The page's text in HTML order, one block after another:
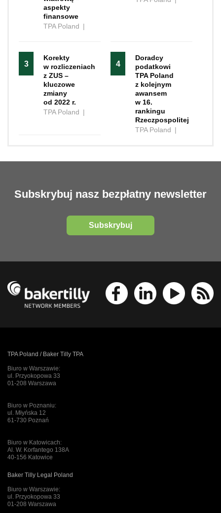
aspekty
finansowe
TPA Poland |
3
Korekty
w rozliczeniach
z ZUS –
kluczowe
zmiany
od 2022 r.
TPA Poland |
4
Doradcy
podatkowi
TPA Poland
z kolejnym
awansem
w 16.
rankingu
Rzeczpospolitej
TPA Poland |
Subskrybuj nasz bezpłatny newsletter
Subskrybuj
TPA Poland / Baker Tilly TPA
Biuro w Warszawie:
ul. Przyokopowa 33
01-208 Warszawa
Biuro w Poznaniu:
ul. Młyńska 12
61-730 Poznań
Biuro w Katowicach:
Al. W. Korfantego 138A
40-156 Katowice
Baker Tilly Legal Poland
Biuro w Warszawie:
ul. Przyokopowa 33
01-208 Warszawa